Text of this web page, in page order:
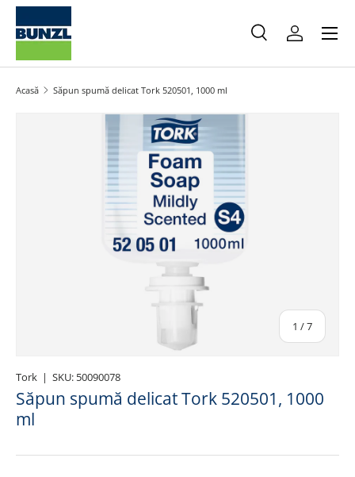
Salt la conținut
Caută
Caută
Meniu
Acasă Săpun spumă delicat Tork 520501, 1000 ml
Salt la informațiile produsului
1 /din
7
Tork | SKU: 50090078
Săpun spumă delicat Tork 520501, 1000
ml